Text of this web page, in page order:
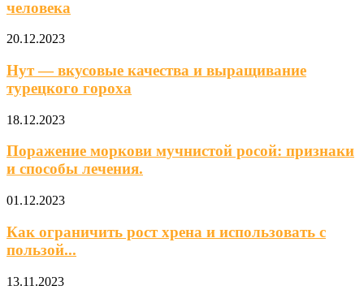
человека
20.12.2023
Нут — вкусовые качества и выращивание
турецкого гороха
18.12.2023
Поражение моркови мучнистой росой: признаки
и способы лечения.
01.12.2023
Как ограничить рост хрена и использовать с
пользой...
13.11.2023